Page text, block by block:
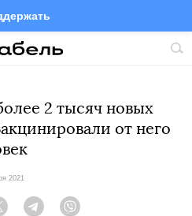
TelegramTwitter
2 тысяч новых
от него
2021
Twitter Telegram